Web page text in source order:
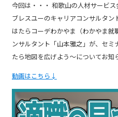
会社概要
コンプライアンス基本方針
今回は・・・ 和歌山の人材サービ
ブレスユーのキャリアコンサルタン
はたらコーデわかやま（わかやま
ンサルタント「山本雅之」が、セ
たら地図を広げよう～についてお知
動画はこちら↓